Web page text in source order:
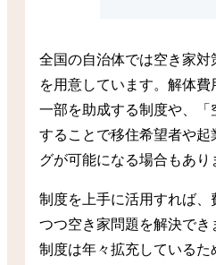
全国の自治体では空き家
を用意しています。解体
一部を助成する制度や、
することで移住希望者や起
グが可能になる場合もあり
制度を上手に活用すれば、
つつ空き家問題を解決でき
制度は年々拡充している